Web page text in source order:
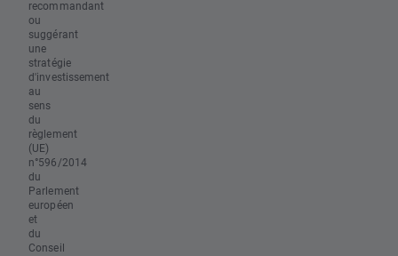
recommandant
ou
suggérant
une
stratégie
d'investissement
au
sens
du
règlement
(UE)
n°596/2014
du
Parlement
européen
et
du
Conseil